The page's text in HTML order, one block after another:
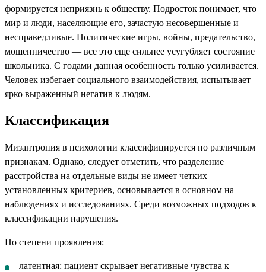
формируется неприязнь к обществу. Подросток понимает, что
мир и люди, населяющие его, зачастую несовершенные и
несправедливые. Политические игры, войны, предательство,
мошенничество — все это еще сильнее усугубляет состояние
школьника. С годами данная особенность только усиливается.
Человек избегает социального взаимодействия, испытывает
ярко выраженный негатив к людям.
Классификация
Мизантропия в психологии классифицируется по различным
признакам. Однако, следует отметить, что разделение
расстройства на отдельные виды не имеет четких
установленных критериев, основывается в основном на
наблюдениях и исследованиях. Среди возможных подходов к
классификации нарушения.
По степени проявления:
латентная: пациент скрывает негативные чувства к